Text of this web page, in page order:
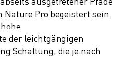
Nature Pro begeistert sein.
der leichtgängigen
Schaltung, die je nach